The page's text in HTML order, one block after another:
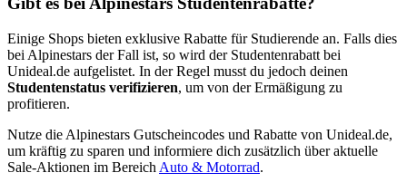
Einige Shops bieten exklusive Rabatte für Studierende an. Falls dies
bei Alpinestars der Fall ist, so wird der Studentenrabatt bei
Unideal.de aufgelistet. In der Regel musst du jedoch deinen
Studentenstatus verifizieren, um von der Ermäßigung zu
profitieren.
Nutze die Alpinestars Gutscheincodes und Rabatte von Unideal.de,
um kräftig zu sparen und informiere dich zusätzlich über aktuelle
Sale-Aktionen im Bereich Auto & Motorrad.